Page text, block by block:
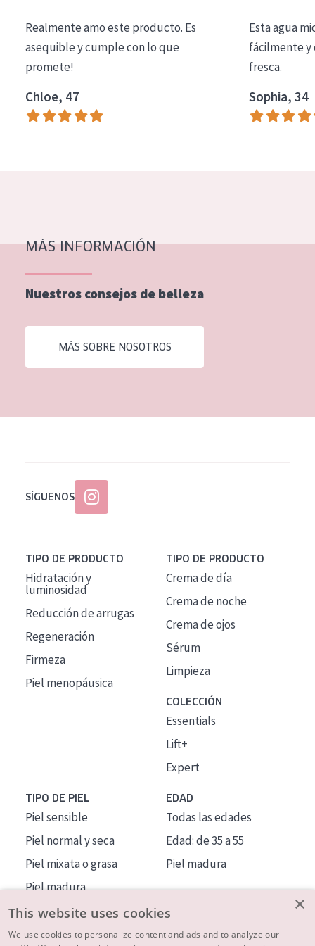
Essentials
Lift+
Expert
Piel madura
Piel menopáusica
EDAD
Realmente amo este producto. Es
asequible y cumple con lo que
promete!
Chloe, 47
Esta agua
fácilmente y
fresca.
Sophia, 34
MÁS INFORMACIÓN
Nuestros consejos de belleza
MÁS SOBRE NOSOTROS
SÍGUENOS
TIPO DE PRODUCTO
Hidratación y
luminosidad
Reducción de arrugas
Regeneración
Firmeza
Piel menopáusica
TIPO DE PRODUCTO
Crema de día
Crema de noche
Crema de ojos
Sérum
Limpieza
COLECCIÓN
Essentials
Lift+
Expert
TIPO DE PIEL
Piel sensible
Piel normal y seca
Piel mixata o grasa
Piel madura
Piel expuesta al sol
Piel menopáusica
EDAD
Todas las edades
Edad: de 35 a 55
Piel madura
×
This website uses cookies
We use cookies to personalize content and ads and to analyze our